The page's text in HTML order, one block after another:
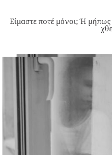
Είμαστε ποτέ μόνοι; Ή